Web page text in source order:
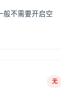
般不需要开启空
无